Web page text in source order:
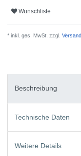
Wunschliste
* inkl. ges. MwSt. zzgl.
Beschreibung
Technische Daten
Weitere Details